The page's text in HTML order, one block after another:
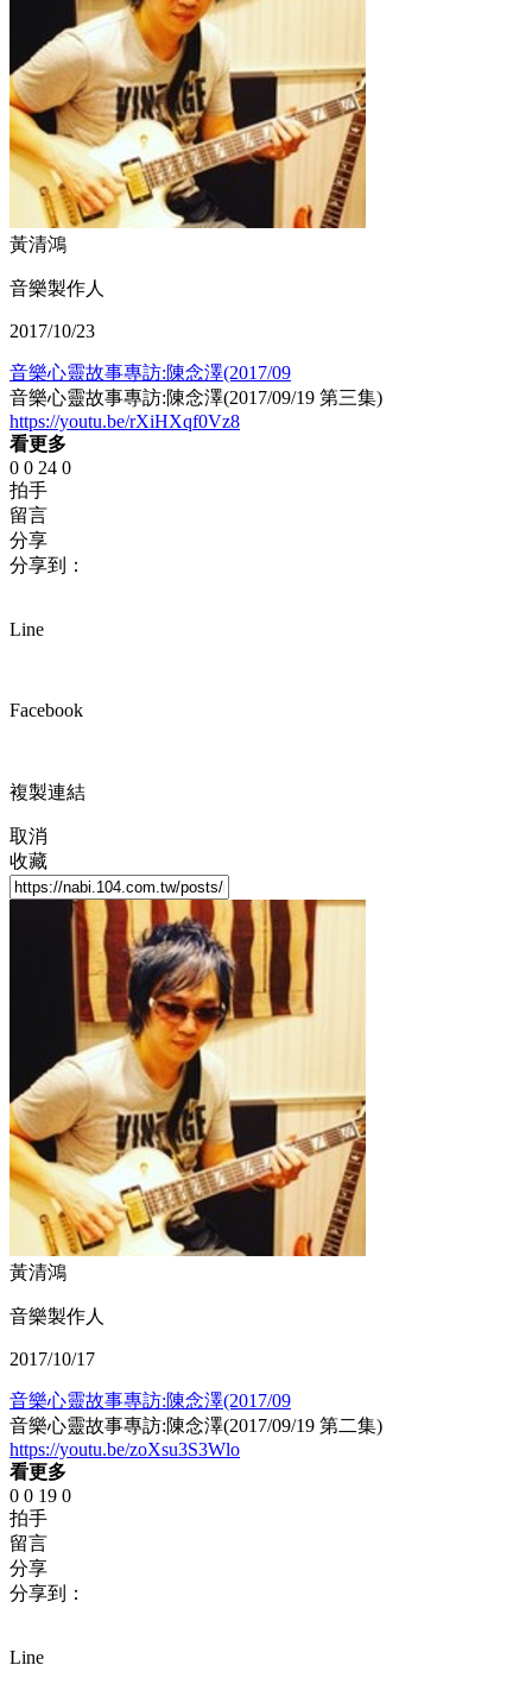
黃清鴻
音樂製作人
2017/10/23
音樂心靈故事專訪:陳念澤(2017/09
音樂心靈故事專訪:陳念澤(2017/09/19 第三集)
https://youtu.be/rXiHXqf0Vz8
看更多
0 0 24 0
拍手
留言
分享
分享到：
Line
Facebook
複製連結
取消
收藏
黃清鴻
音樂製作人
2017/10/17
音樂心靈故事專訪:陳念澤(2017/09
音樂心靈故事專訪:陳念澤(2017/09/19 第二集)
https://youtu.be/zoXsu3S3Wlo
看更多
0 0 19 0
拍手
留言
分享
分享到：
Line